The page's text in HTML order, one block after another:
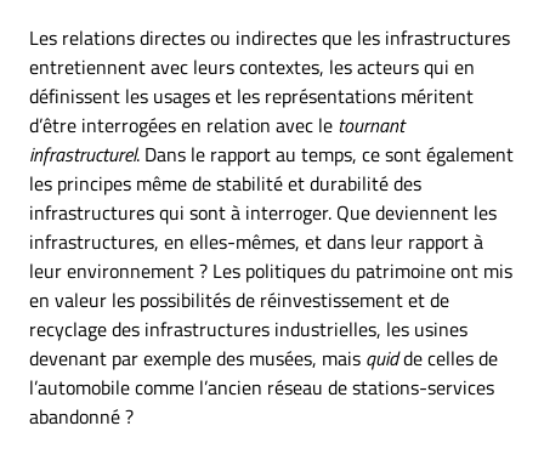
Les relations directes ou indirectes que les infrastructures
entretiennent avec leurs contextes, les acteurs qui en
définissent les usages et les représentations méritent
d’être interrogées en relation avec le tournant
infrastructurel. Dans le rapport au temps, ce sont également
les principes même de stabilité et durabilité des
infrastructures qui sont à interroger. Que deviennent les
infrastructures, en elles-mêmes, et dans leur rapport à
leur environnement ? Les politiques du patrimoine ont mis
en valeur les possibilités de réinvestissement et de
recyclage des infrastructures industrielles, les usines
devenant par exemple des musées, mais quidde celles de
l’automobile comme l’ancien réseau de stations-services
abandonné ?